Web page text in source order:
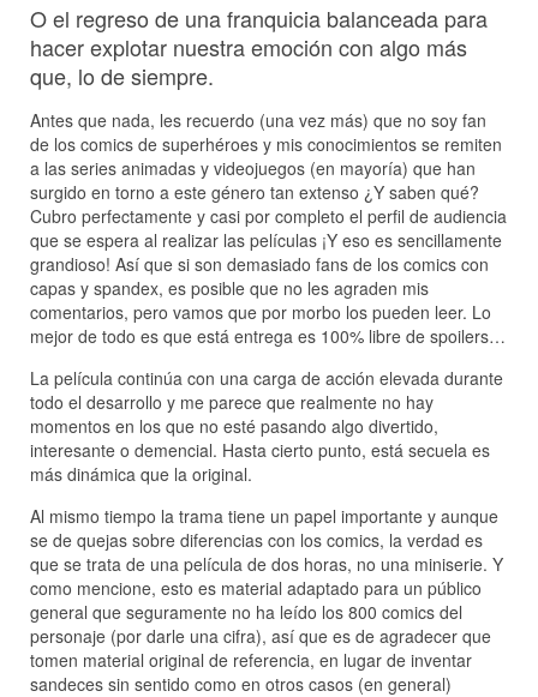
O el regreso de una franquicia balanceada para
hacer explotar nuestra emoción con algo más
que, lo de siempre.
Antes que nada, les recuerdo (una vez más) que no soy fan
de los comics de superhéroes y mis conocimientos se remiten
a las series animadas y videojuegos (en mayoría) que han
surgido en torno a este género tan extenso ¿Y saben qué?
Cubro perfectamente y casi por completo el perfil de audiencia
que se espera al realizar las películas ¡Y eso es sencillamente
grandioso! Así que si son demasiado fans de los comics con
capas y spandex, es posible que no les agraden mis
comentarios, pero vamos que por morbo los pueden leer. Lo
mejor de todo es que está entrega es 100% libre de spoilers…
La película continúa con una carga de acción elevada durante
todo el desarrollo y me parece que realmente no hay
momentos en los que no esté pasando algo divertido,
interesante o demencial. Hasta cierto punto, está secuela es
más dinámica que la original.
Al mismo tiempo la trama tiene un papel importante y aunque
se de quejas sobre diferencias con los comics, la verdad es
que se trata de una película de dos horas, no una miniserie. Y
como mencione, esto es material adaptado para un público
general que seguramente no ha leído los 800 comics del
personaje (por darle una cifra), así que es de agradecer que
tomen material original de referencia, en lugar de inventar
sandeces sin sentido como en otros casos (en general)